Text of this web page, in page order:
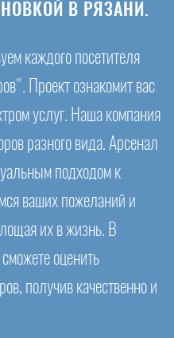
В РЯЗАНИ.
каждого посетителя
Проект ознакомит вас
услуг. Наша компания
разного вида. Арсенал
подходом к
ваших пожеланий и
их в жизнь. В
оценить
получив качественно и